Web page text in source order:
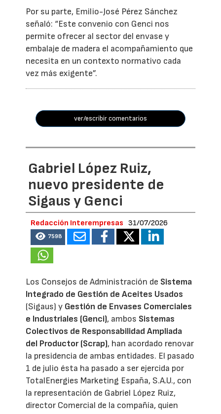
Por su parte, Emilio-José Pérez Sánchez
señaló: “Este convenio con Genci nos
permite ofrecer al sector del envase y
embalaje de madera el acompañamiento que
necesita en un contexto normativo cada
vez más exigente”.
ver/escribir comentarios
Gabriel López Ruiz,
nuevo presidente de
Sigaus y Genci
Redacción Interempresas 31/07/2026
7598
Los Consejos de Administración de Sistema
Integrado de Gestión de Aceites Usados
(Sigaus) y Gestión de Envases Comerciales
e Industriales (Genci), ambos Sistemas
Colectivos de Responsabilidad Ampliada
del Productor (Scrap), han acordado renovar
la presidencia de ambas entidades. El pasado
1 de julio ésta ha pasado a ser ejercida por
TotalEnergies Marketing España, S.A.U., con
la representación de Gabriel López Ruiz,
director Comercial de la compañía, quien